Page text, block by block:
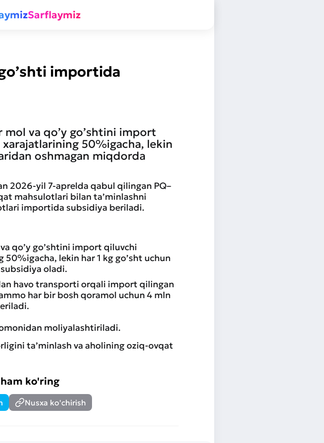
Sarflaymiz
importida
va qo’y go’shtini import
50%igacha, lekin
oshmagan miqdorda
2026-yil 7-aprelda qabul qilingan PQ–
mahsulotlari bilan ta’minlashni
importida subsidiya beriladi.
qo’y go’shtini import qiluvchi
lekin har 1 kg go’sht uchun
oladi.
havo transporti orqali import qilingan
har bir bosh qoramol uchun 4 mln
moliyalashtiriladi.
ta’minlash va aholining oziq-ovqat
ko'ring
Nusxa ko'chirish